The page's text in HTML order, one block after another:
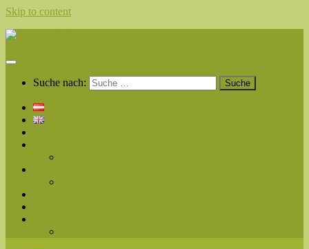
Skip to content
Suche nach: